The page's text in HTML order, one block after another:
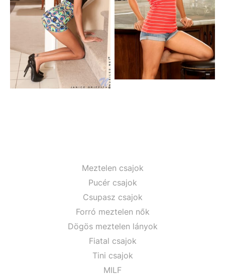
Meztelen csajok
Pucér csajok
Csupasz csajok
Forró meztelen nők
Dögös meztelen lányok
Fiatal csajok
Tini csajok
MILF